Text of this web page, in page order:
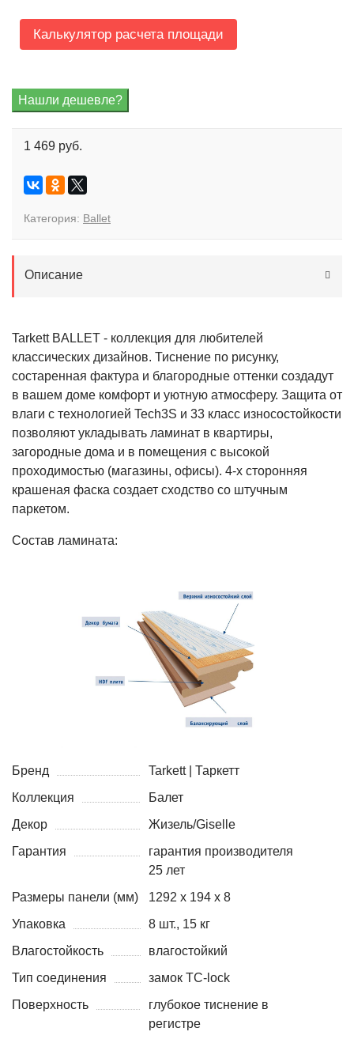
Калькулятор расчета площади
1 469 руб.
Категория: Ballet
Описание
Tarkett BALLET - коллекция для любителей
классических дизайнов. Тиснение по рисунку,
состаренная фактура и благородные оттенки создадут
в вашем доме комфорт и уютную атмосферу. Защита от
влаги с технологией Tech3S и 33 класс износостойкости
позволяют укладывать ламинат в квартиры,
загородные дома и в помещения с высокой
проходимостью (магазины, офисы). 4-х сторонняя
крашеная фаска создает сходство со штучным
паркетом.
Состав ламината:
Бренд
Tarkett | Таркетт
Коллекция
Балет
Декор
Жизель/Giselle
Гарантия
гарантия производителя
25 лет
Размеры панели (мм)
1292 х 194 х 8
Упаковка
8 шт., 15 кг
Влагостойкость
влагостойкий
Тип соединения
замок TC-lock
Поверхность
глубокое тиснение в
регистре